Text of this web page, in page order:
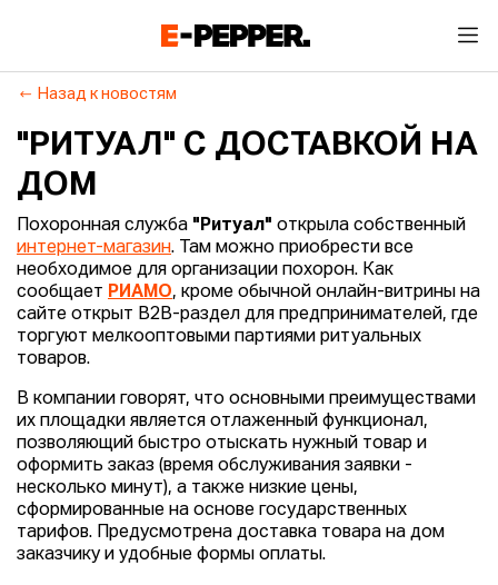
Назад к новостям
"РИТУАЛ" С ДОСТАВКОЙ НА
ДОМ
Похоронная служба "Ритуал" открыла собственный
интернет-магазин. Там можно приобрести все
необходимое для организации похорон. Как
сообщает РИАМО, кроме обычной онлайн-витрины на
сайте открыт B2B-раздел для предпринимателей, где
торгуют мелкооптовыми партиями ритуальных
товаров.
В компании говорят, что основными преимуществами
их площадки является отлаженный функционал,
позволяющий быстро отыскать нужный товар и
оформить заказ (время обслуживания заявки -
несколько минут), а также низкие цены,
сформированные на основе государственных
тарифов. Предусмотрена доставка товара на дом
заказчику и удобные формы оплаты.